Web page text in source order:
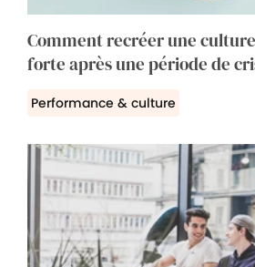
Comment recréer une
forte après une période de
Performance & culture